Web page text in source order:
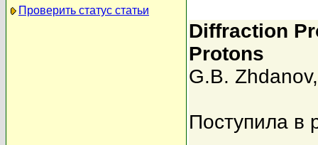
Проверить статус статьи
Diffraction
Protons
G.B. Zhdanov
Поступила в